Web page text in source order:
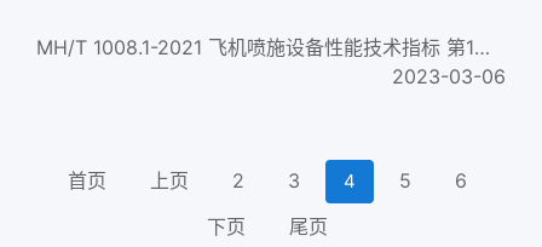
MH/T 1008.1-2021 飞机喷施设备性能技术指标 第1部分：喷雾设备
2023-03-06
首页 上页 2 3 4 5
6
下页
尾页